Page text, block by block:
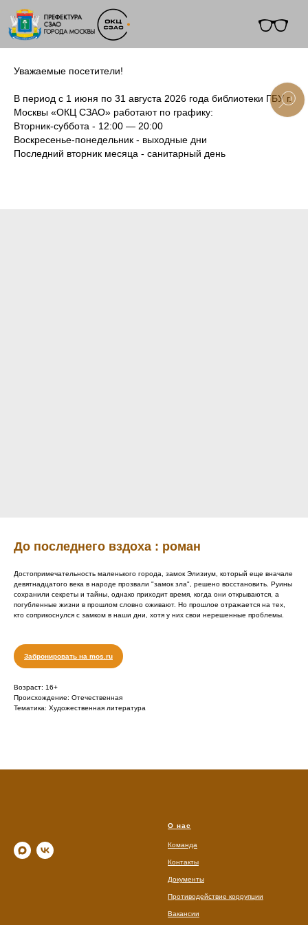
+7 (495) 495-91-10
Уважаемые посетители!
В период с 1 июня по 31 августа 2026 года библиотеки ГБУ г.
Москвы «ОКЦ СЗАО» работают по графику:
Вторник-суббота - 12:00 — 20:00
Воскресенье-понедельник - выходные дни
Последний вторник месяца - санитарный день
До последнего вздоха : роман
Достопримечательность маленького города, замок Элизиум, который еще вначале
девятнадцатого века в народе прозвали "замок зла", решено восстановить. Руины
сохранили секреты и тайны, однако приходит время, когда они открываются, а
погубленные жизни в прошлом словно оживают. Но прошлое отражается на тех,
кто соприкоснулся с замком в наши дни, хотя у них свои нерешенные проблемы.
Забронировать на mos.ru
Возраст: 16+
Происхождение: Отечественная
Тематика: Художественная литература
О нас
Команда
Контакты
Документы
Противодействие коррупции
Вакансии